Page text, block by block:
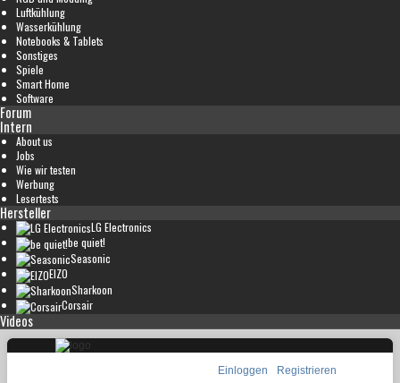
Luftkühlung
Wasserkühlung
Notebooks & Tablets
Sonstiges
Spiele
Smart Home
Software
Forum
Intern
About us
Jobs
Wie wir testen
Werbung
Lesertests
Hersteller
LG Electronics
be quiet!
Seasonic
EIZO
Sharkoon
Corsair
Videos
Einloggen Registrieren